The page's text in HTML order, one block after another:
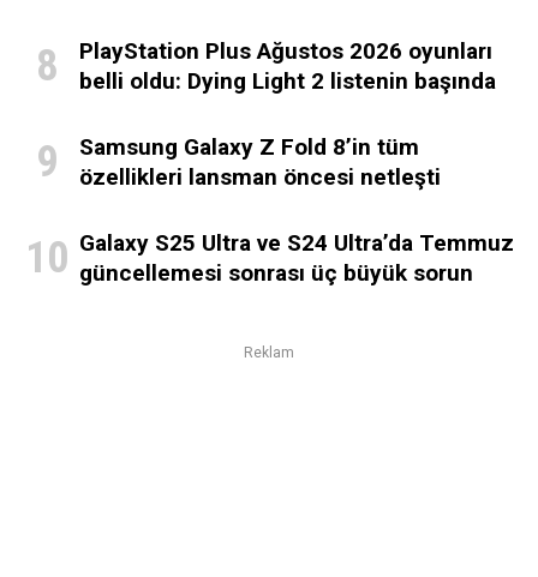
PlayStation Plus Ağustos 2026 oyunları
belli oldu: Dying Light 2 listenin başında
Samsung Galaxy Z Fold 8’in tüm
özellikleri lansman öncesi netleşti
Galaxy S25 Ultra ve S24 Ultra’da Temmuz
güncellemesi sonrası üç büyük sorun
Reklam